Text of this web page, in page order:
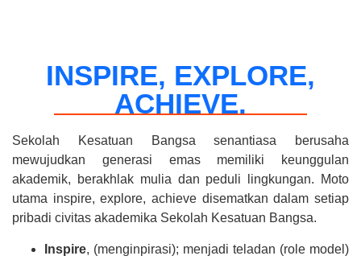
INSPIRE, EXPLORE,
ACHIEVE.
Sekolah Kesatuan Bangsa senantiasa berusaha
mewujudkan generasi emas memiliki keunggulan
akademik, berakhlak mulia dan peduli lingkungan. Moto
utama inspire, explore, achieve disematkan dalam setiap
pribadi civitas akademika Sekolah Kesatuan Bangsa.
Inspire, (menginpirasi); menjadi teladan (role model)